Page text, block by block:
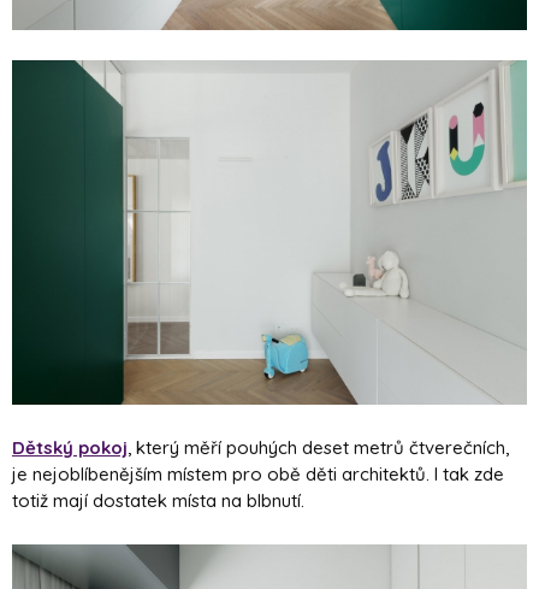
Dětský pokoj, který měří pouhých deset metrů čtverečních,
je nejoblíbenějším místem pro obě děti architektů. I tak zde
totiž mají dostatek místa na blbnutí.